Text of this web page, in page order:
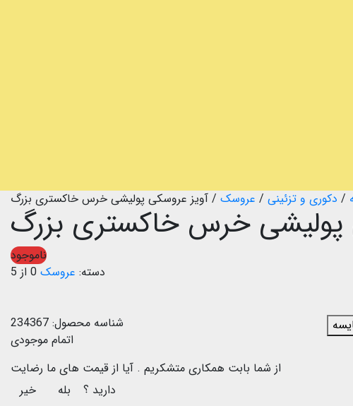
/ دکوری و تزئینی / عروسک / آویز عروسکی پولیشی خرس خاکستری بزرگ
پولیشی خرس خاکستری بزرگ
ناموجود
دسته: عروسک 0 از 5
شناسه محصول: 234367
اتمام موجودی
از شما بابت همکاری متشکریم . آیا از قیمت های ما رضایت
دارید ؟
بله
خیر